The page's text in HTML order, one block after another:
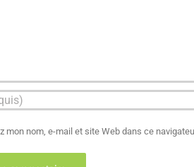
mon nom, e-mail et site Web dans ce